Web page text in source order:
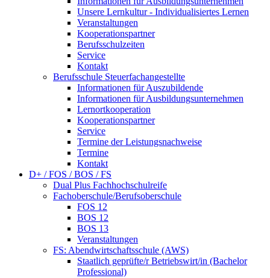
Unsere Lernkultur - Individualisiertes Lernen
Veranstaltungen
Kooperationspartner
Berufsschulzeiten
Service
Kontakt
Berufsschule Steuerfachangestellte
Informationen für Auszubildende
Informationen für Ausbildungsunternehmen
Lernortkooperation
Kooperationspartner
Service
Termine der Leistungsnachweise
Termine
Kontakt
D+ / FOS / BOS / FS
Dual Plus Fachhochschulreife
Fachoberschule/Berufsoberschule
FOS 12
BOS 12
BOS 13
Veranstaltungen
FS: Abendwirtschaftsschule (AWS)
Staatlich geprüfte/r Betriebswirt/in (Bachelor
Professional)